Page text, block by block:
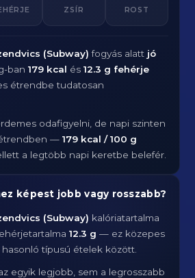
ZSÍR ROST
(Subway) fogyás alatt jó
ban179 kcal és12.3 g fehérje
étrendbe tudatosan
odafigyelni, de napi szinten
étrendben —179 kcal / 100 g
a legtöbb napi keretbe belefér.
képest jobb vagy rosszabb?
(Subway) kalóriatartalma
12.3 g — ez közepes
típusú ételek között.
egyik legjobb, sem a legrosszabb